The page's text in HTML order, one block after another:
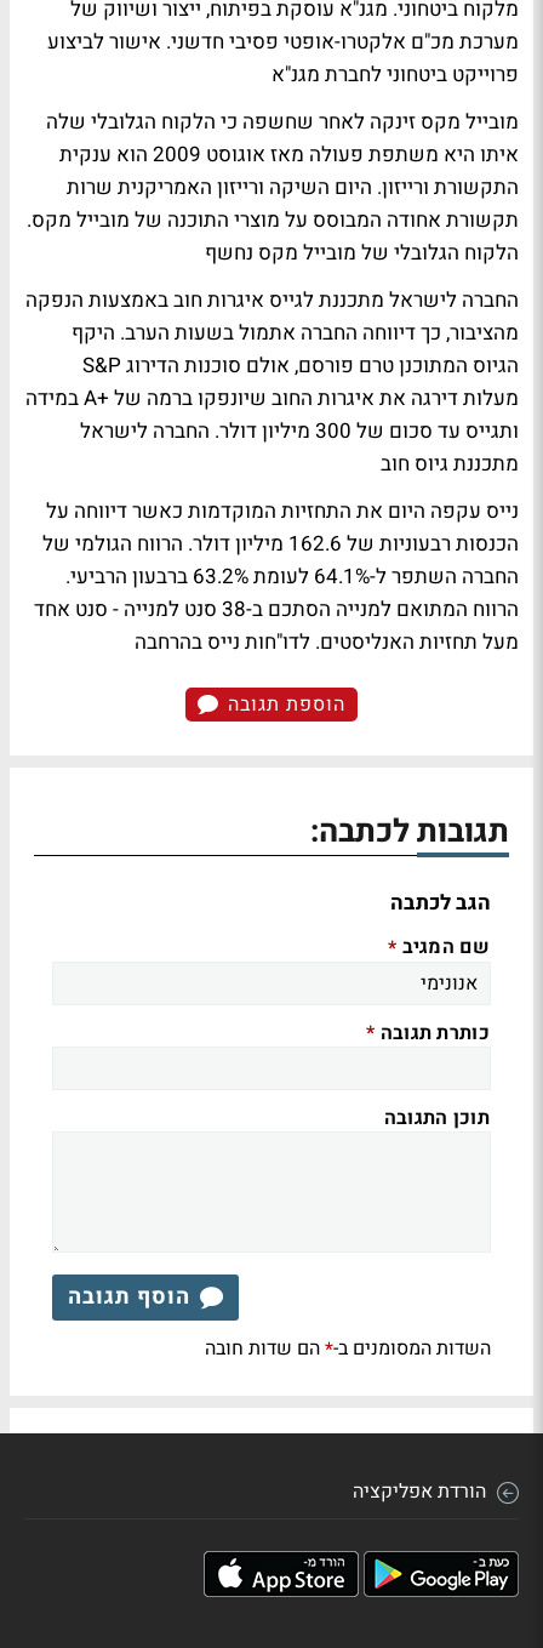
מלקוח ביטחוני. מגנ"א עוסקת בפיתוח, ייצור ושיווק של
מערכת מכ"ם אלקטרו-אופטי פסיבי חדשני. אישור לביצוע
פרוייקט ביטחוני לחברת מגנ"א
מובייל מקס זינקה לאחר שחשפה כי הלקוח הגלובלי שלה
איתו היא משתפת פעולה מאז אוגוסט 2009 הוא ענקית
התקשורת ורייזון. היום השיקה ורייזון האמריקנית שרות
תקשורת אחודה המבוסס על מוצרי התוכנה של מובייל מקס.
הלקוח הגלובלי של מובייל מקס נחשף
החברה לישראל מתכננת לגייס איגרות חוב באמצעות הנפקה
מהציבור, כך דיווחה החברה אתמול בשעות הערב. היקף
הגיוס המתוכנן טרם פורסם, אולם סוכנות הדירוג S&P
מעלות דירגה את איגרות החוב שיונפקו ברמה של +A במידה
ותגייס עד סכום של 300 מיליון דולר.
החברה לישראל
מתכננת גיוס חוב
נייס עקפה היום את התחזיות המוקדמות כאשר דיווחה על
הכנסות רבעוניות של 162.6 מיליון דולר. הרווח הגולמי של
החברה השתפר ל-64.1% לעומת 63.2% ברבעון הרביעי.
הרווח המתואם למנייה הסתכם ב-38 סנט למנייה - סנט אחד
מעל תחזיות האנליסטים. לדו"חות נייס בהרחבה
הוספת תגובה
תגובות לכתבה:
הגב לכתבה
שם המגיב *
כותרת תגובה *
תוכן התגובה
הוסף תגובה
השדות המסומנים ב-*הם שדות חובה
הורדת אפליקציה